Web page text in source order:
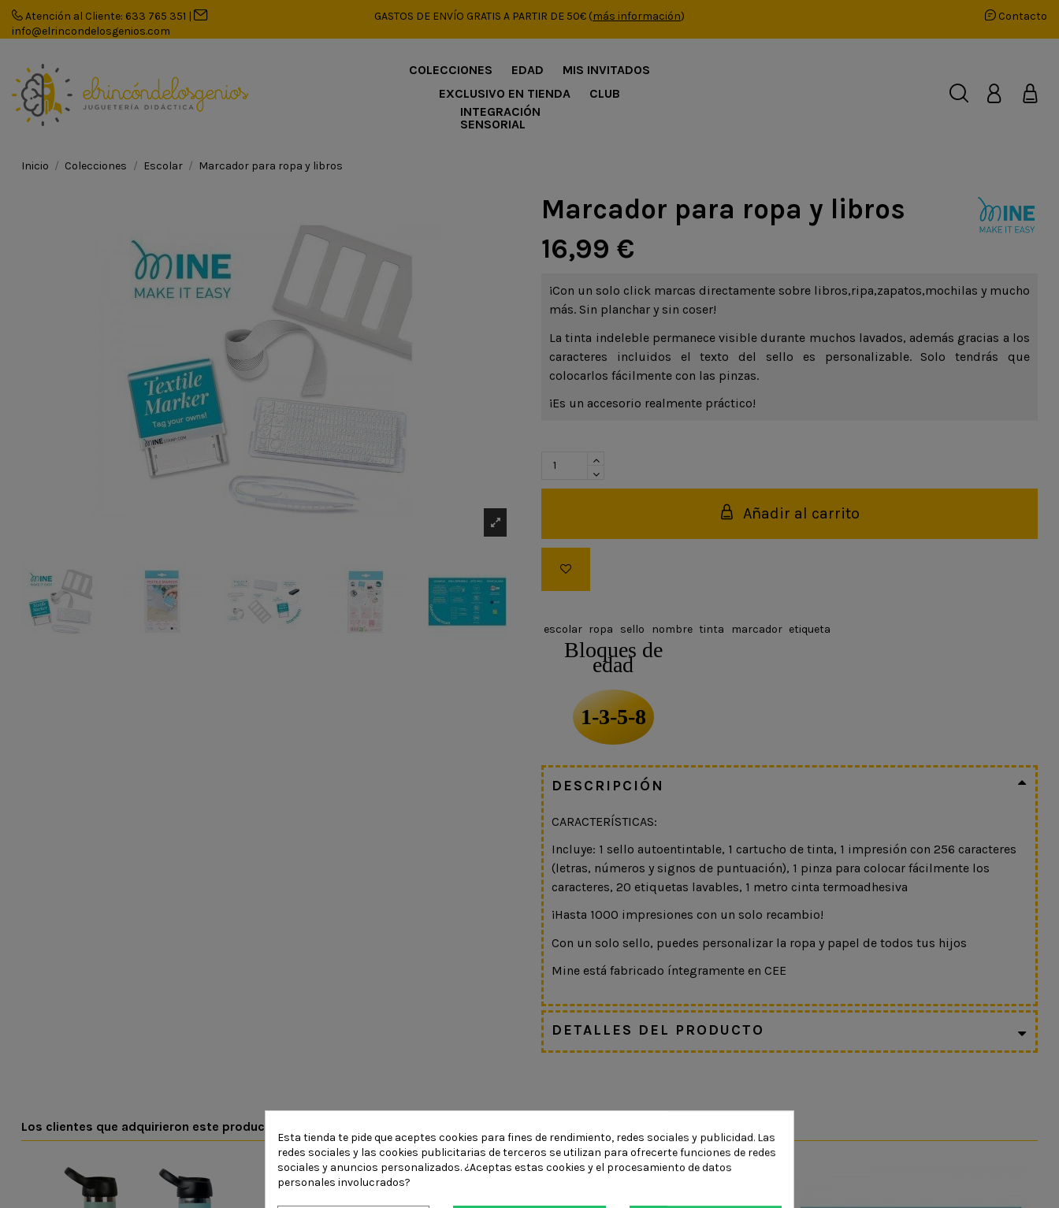
Atención al Cliente: 633 765 351 |
info@elrincondelosgenios.com
GASTOS DE ENVÍO GRATIS A PARTIR DE 50€ (más información) Contacto
COLECCIONES EDAD
MIS INVITADOS
EXCLUSIVO EN TIENDA
CLUB
INTEGRACIÓN
SENSORIAL
Inicio Colecciones Escolar Marcador para ropa y libros
Marcador para ropa y libros
16,99 €
¡Con un solo click marcas directamente sobre libros,ripa,zapatos,mochilas y mucho
más. Sin planchar y sin coser!
La tinta indeleble permanece visible durante muchos lavados, además gracias a los
caracteres incluidos el texto del sello es personalizable. Solo tendrás que
colocarlos fácilmente con las pinzas.
¡Es un accesorio realmente práctico!
Añadir al carrito
escolar ropa sello nombre tinta marcador etiqueta
Bloques de
edad
1-3-5-8
DESCRIPCIÓN
CARACTERÍSTICAS:
Incluye: 1 sello autoentintable, 1 cartucho de tinta, 1 impresión con 256 caracteres
(letras, números y signos de puntuación), 1 pinza para colocar fácilmente los
caracteres, 20 etiquetas lavables, 1 metro cinta termoadhesiva
¡Hasta 1000 impresiones con un solo recambio!
Con un solo sello, puedes personalizar la ropa y papel de todos tus hijos
Mine está fabricado íntegramente en CEE
DETALLES DEL PRODUCTO
Los clientes que adquirieron este producto también compraron:
Esta tienda te pide que aceptes cookies para fines de rendimiento, redes sociales y publicidad. Las
redes sociales y las cookies publicitarias de terceros se utilizan para ofrecerte funciones de redes
sociales y anuncios personalizados. ¿Aceptas estas cookies y el procesamiento de datos
personales involucrados?